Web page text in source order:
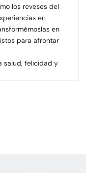
los reveses del
en
en
para afrontar
salud, felicidad y